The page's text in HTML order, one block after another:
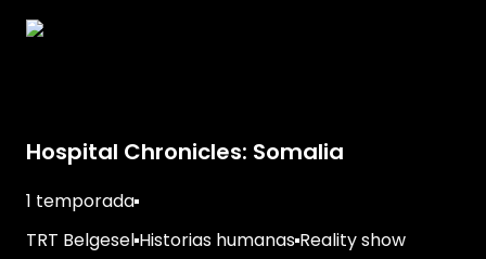
Hospital Chronicles: Somalia
1 temporada
TRT Belgesel Historias humanas Reality show